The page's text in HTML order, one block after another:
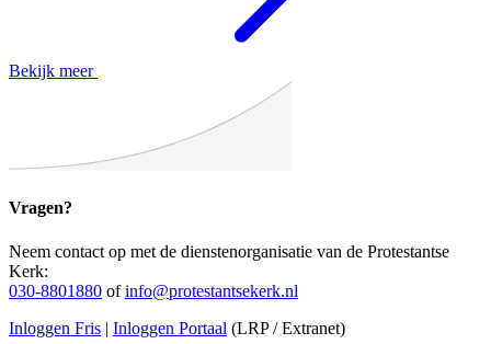
Bekijk meer
Vragen?
Neem contact op met de dienstenorganisatie van de Protestantse
Kerk:
030-8801880 ofinfo@protestantsekerk.nl
Inloggen Fris | Inloggen Portaal (LRP / Extranet)